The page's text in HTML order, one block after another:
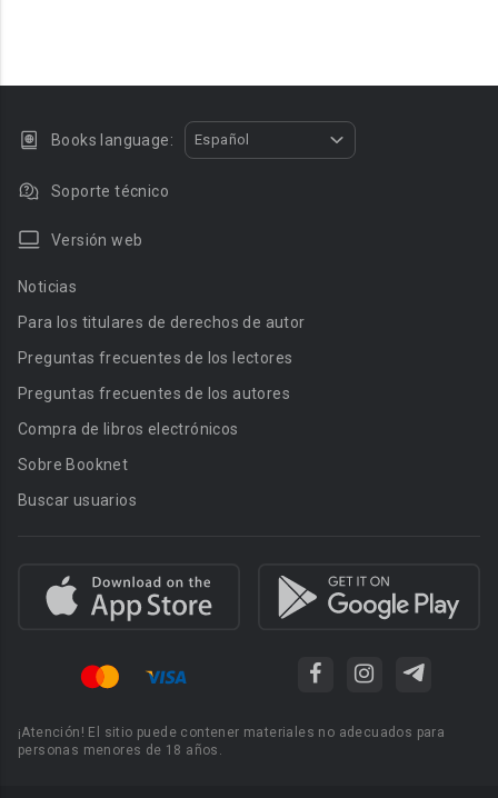
Books language: Español
Soporte técnico
Versión web
Noticias
Para los titulares de derechos de autor
Preguntas frecuentes de los lectores
Preguntas frecuentes de los autores
Compra de libros electrónicos
Sobre Booknet
Buscar usuarios
¡Atención! El sitio puede contener materiales no adecuados para
personas menores de 18 años.